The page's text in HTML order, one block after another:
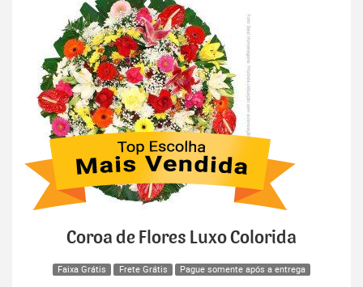
Coroa de Flores Luxo Colorida
Faixa Grátis Frete Grátis Pague somente após a entrega